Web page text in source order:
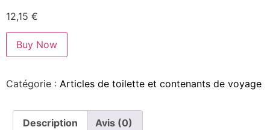
12,15 €
Buy Now
Catégorie : Articles de toilette et contenants de voyage
Description Avis (0)